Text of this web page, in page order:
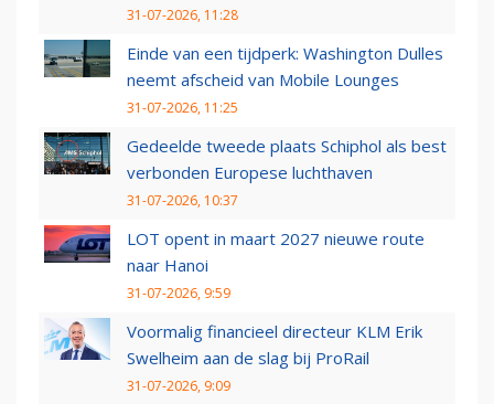
31-07-2026, 11:28
Einde van een tijdperk: Washington Dulles
neemt afscheid van Mobile Lounges
31-07-2026, 11:25
Gedeelde tweede plaats Schiphol als best
verbonden Europese luchthaven
31-07-2026, 10:37
LOT opent in maart 2027 nieuwe route
naar Hanoi
31-07-2026, 9:59
Voormalig financieel directeur KLM Erik
Swelheim aan de slag bij ProRail
31-07-2026, 9:09